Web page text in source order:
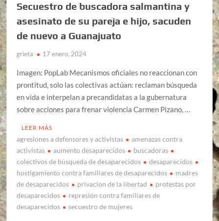
Secuestro de buscadora salmantina y
asesinato de su pareja e hijo, sacuden
de nuevo a Guanajuato
grieta 17 enero, 2024
Imagen: PopLab Mecanismos oficiales no reaccionan con
prontitud, solo las colectivas actúan: reclaman búsqueda
en vida e interpelan a precandidatas a la gubernatura
sobre acciones para frenar violencia Carmen Pizano, …
LEER MÁS
agresiones a defensores y activistas
amenazas contra
activistas
aumento desaparecidos
buscadoras
colectivos de búsqueda de desaparecidos
desaparecidos
hostigamiento contra familiares de desaparecidos
madres
de desaparecidos
privacion de la libertad
protestas por
desaparecidos
represión contra familiares de
desaparecidos
secuestro de mujeres